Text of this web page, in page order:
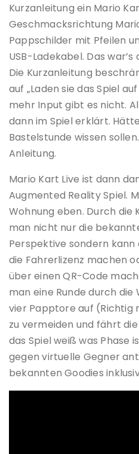
Kurzanleitung ein Mario
Geschmacksrichtung
Pappschilder mit Pfeilen
USB-Ladekabel. Das
Die Kurzanleitung
auf „Laden sie das Spiel
mehr Input gibt es nicht.
dann im Spiel erklärt.
Bastelstunde wissen
Anleitung.
Mario Kart Live ist dann
Augmented Reality Spiel.
Wohnung eben. Durch
man nicht nur die
Perspektive sondern
die Fahrerlizenz machen
über einen QR-Code
man eine Runde durch die
vier Papptore auf (Richtig
zu vermeiden und fährt
das Spiel weiß was Phase
gegen virtuelle Gegner
bekannten Goodies